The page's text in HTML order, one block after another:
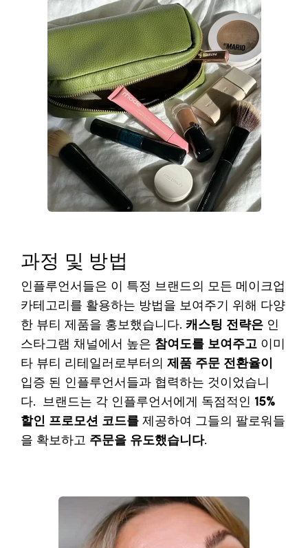
과정 및 방법
인플루언서들은 이 특정 브랜드의 모든 메이크업
카테고리를 활용하는 방법을 보여주기 위해 다양
한 뷰티 제품을 홍보했습니다. 캐스팅 전략은 인
스타그램 채널에서 높은 참여도를 보여주고 이미
타 뷰티 리테일러로부터의 제품 주문 전환율이
입증 된 인플루언서들과 협력하는 것이었습니
다. 브랜드는 각 인플루언서에게 독점적인 15%
할인 프로모션 코드를 제공하여 그들의 팔로워들
을 확보하고 주문을 유도했습니다.